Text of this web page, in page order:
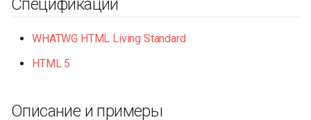
Спецификации
WHATWG HTML Living Standard
HTML 5
Описание и примеры